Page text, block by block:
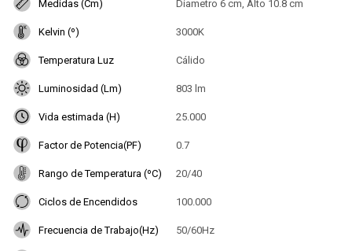
Medidas (Cm) Diametro 6 cm, Alto 10.8 cm
Kelvin (º) 3000K
Temperatura Luz Cálido
Luminosidad (Lm) 803 lm
Vida estimada (H) 25.000
Factor de Potencia(PF) 0.7
Rango de Temperatura (ºC) 20/40
Ciclos de Encendidos 100.000
Frecuencia de Trabajo(Hz) 50/60Hz